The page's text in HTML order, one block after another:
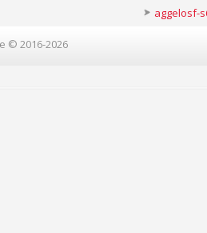
aggelosf-
© 2016-2026